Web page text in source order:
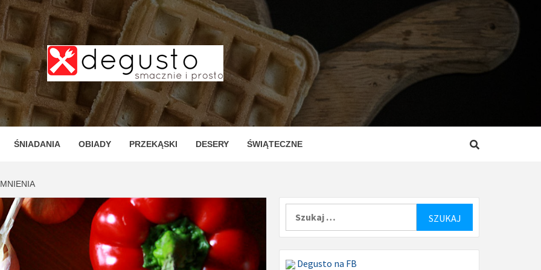
– PRZEPISY
I PROSTE
ŚNIADANIA OBIADY PRZEKĄSKI DESERY ŚWIĄTECZNE
Degusto na FB